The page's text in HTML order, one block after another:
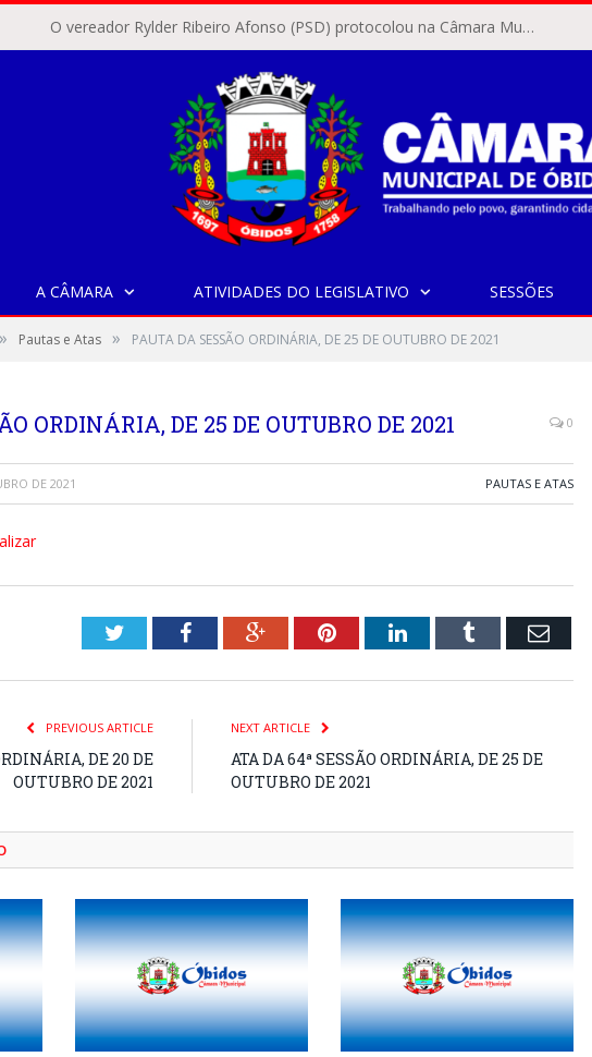
O vereador Rylder Ribeiro Afonso (PSD) protocolou na Câmara Municipal de Óbidos o Requerimento nº 346/2026.
A CÂMARA ATIVIDADES DO LEGISLATIVO SESSÕES
» Pautas e Atas » PAUTA DA SESSÃO ORDINÁRIA, DE 25 DE OUTUBRO DE 2021
ORDINÁRIA, DE 25 DE OUTUBRO DE 2021 0
DE 2021 PAUTAS E ATAS
TwitterFacebookGoogle+PinterestLinkedInTumblr Email
PREVIOUS ARTICLE
DE 20 DE
OUTUBRO DE 2021
NEXT ARTICLE
ATA DA 64ª SESSÃO ORDINÁRIA, DE 25 DE
OUTUBRO DE 2021